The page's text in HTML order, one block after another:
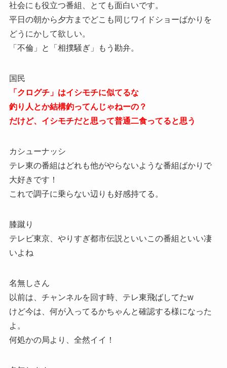
社会にも役立つ番組、とても面白いです。
平日の朝から夕方までどこも同じワイドショーばかりを
どうにかして欲しい。
「不倫」と「相撲騒ぎ」もう勘弁。
国民
「クログチ」はイシモチに似てるな
釣り人とか結構釣ってんじゃねーの？
だけど、イシモチだと思って普通二食ってると思う
カシューナッシ
テレ東の番組はどれも他がやらないような番組ばかりで
大好きです！
これで調子に乗らない辺りも好感持てる。
膝蹴り
テレビ東京、やりすぎ都市伝説といいこの番組といい凄
いよね
名無しさん
以前は、チャンネルを回す時、テレ東飛ばしてたw
けど今は、何が入ってるかちゃんと確認する様になった
よ。
何処かの局より、全然イイ！